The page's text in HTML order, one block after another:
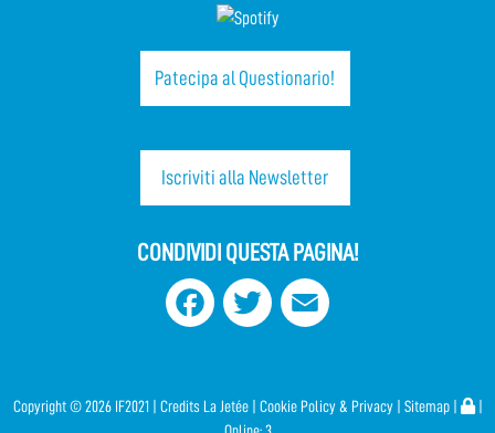
Patecipa al Questionario!
Iscriviti alla Newsletter
CONDIVIDI QUESTA PAGINA!
Facebook Twitter
Copyright © 2026 IF2021 | Credits La Jetée| Cookie Policy & Privacy| Sitemap|
|